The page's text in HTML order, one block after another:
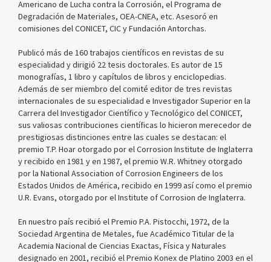
Americano de Lucha contra la Corrosión, el Programa de
Degradación de Materiales, OEA-CNEA, etc. Asesoró en
comisiones del CONICET, CIC y Fundación Antorchas.
Publicó más de 160 trabajos científicos en revistas de su
especialidad y dirigió 22 tesis doctorales. Es autor de 15
monografías, 1 libro y capítulos de libros y enciclopedias.
Además de ser miembro del comité editor de tres revistas
internacionales de su especialidad e Investigador Superior en la
Carrera del Investigador Científico y Tecnológico del CONICET,
sus valiosas contribuciones científicas lo hicieron merecedor de
prestigiosas distinciones entre las cuales se destacan: el
premio T.P. Hoar otorgado por el Corrosion Institute de Inglaterra
y recibido en 1981 y en 1987, el premio W.R. Whitney otorgado
por la National Association of Corrosion Engineers de los
Estados Unidos de América, recibido en 1999 así como el premio
U.R. Evans, otorgado por el Institute of Corrosion de Inglaterra.
En nuestro país recibió el Premio P.A. Pistocchi, 1972, de la
Sociedad Argentina de Metales, fue Académico Titular de la
Academia Nacional de Ciencias Exactas, Física y Naturales
designado en 2001, recibió el Premio Konex de Platino 2003 en el